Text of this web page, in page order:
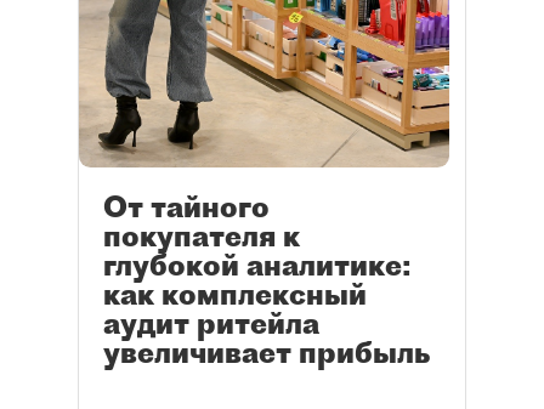
От тайного
покупателя к
глубокой аналитике:
как комплексный
аудит ритейла
увеличивает прибыль